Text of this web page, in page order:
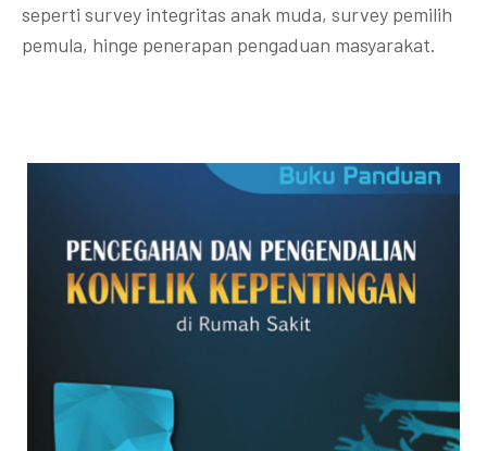
seperti survey integritas anak muda, survey pemilih
pemula, hinge penerapan pengaduan masyarakat.